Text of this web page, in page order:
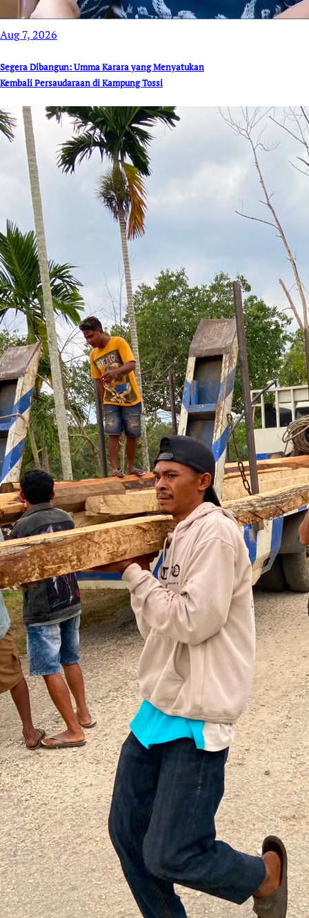
Aug 7, 2026
Segera Dibangun: Umma Karara yang Menyatukan
Kembali Persaudaraan di Kampung Tossi